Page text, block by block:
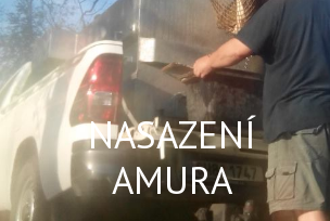
NASAZENÍ
AMURA